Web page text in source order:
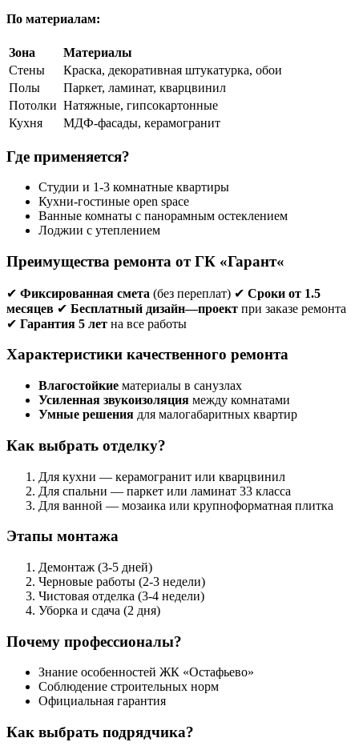
По материалам:
Зона
Материалы
Стены
Краска, декоративная штукатурка, обои
Полы
Паркет, ламинат, кварцвинил
Потолки Натяжные, гипсокартонные
Кухня
МДФ-фасады, керамогранит
Где применяется?
Студии и 1-3 комнатные квартиры
Кухни-гостиные open space
Ванные комнаты с панорамным остеклением
Лоджии с утеплением
Преимущества ремонта от ГК «Гарант«
✔ Фиксированная смета (без переплат) ✔ Сроки от 1.5
месяцев ✔ Бесплатный дизайн—проект при заказе ремонта
✔ Гарантия 5 лет на все работы
Характеристики качественного ремонта
Влагостойкие материалы в санузлах
Усиленная звукоизоляция между комнатами
Умные решения для малогабаритных квартир
Как выбрать отделку?
Для кухни — керамогранит или кварцвинил
Для спальни — паркет или ламинат 33 класса
Для ванной — мозаика или крупноформатная плитка
Этапы монтажа
Демонтаж (3-5 дней)
Черновые работы (2-3 недели)
Чистовая отделка (3-4 недели)
Уборка и сдача (2 дня)
Почему профессионалы?
Знание особенностей ЖК «Остафьево»
Соблюдение строительных норм
Официальная гарантия
Как выбрать подрядчика?